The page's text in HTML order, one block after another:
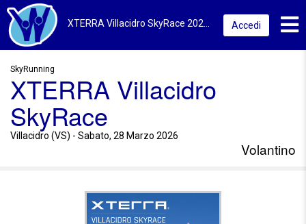
Accedi
SkyRunning
XTERRA Villacidro
SkyRace
Villacidro (VS) - Sabato, 28 Marzo 2026
Volantino